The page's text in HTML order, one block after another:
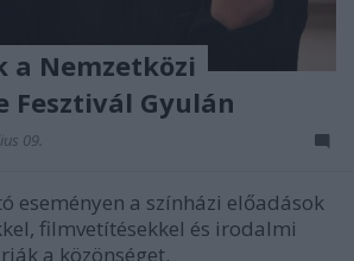
a Nemzetközi
Fesztivál Gyulán
09.
eseményen a színházi előadások
filmvetítésekkel és irodalmi
a közönséget.